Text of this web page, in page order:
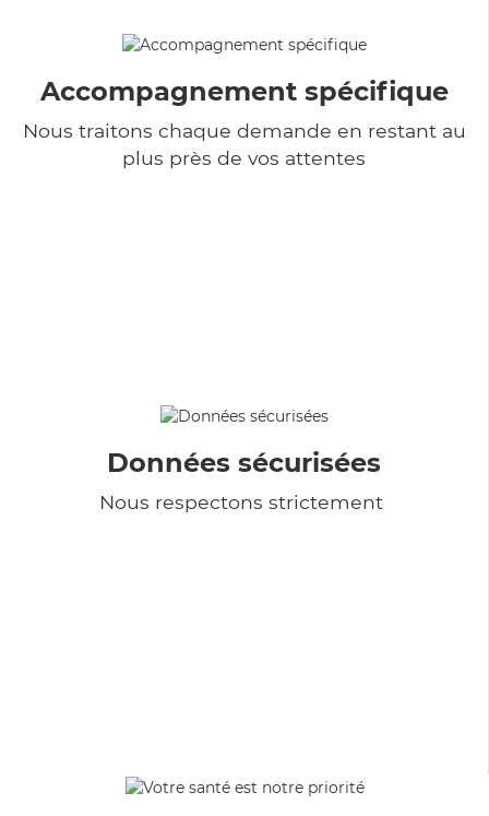
Accompagnement spécifique
Nous traitons chaque demande en restant au
plus près de vos attentes
Données sécurisées
Nous respectons strictement